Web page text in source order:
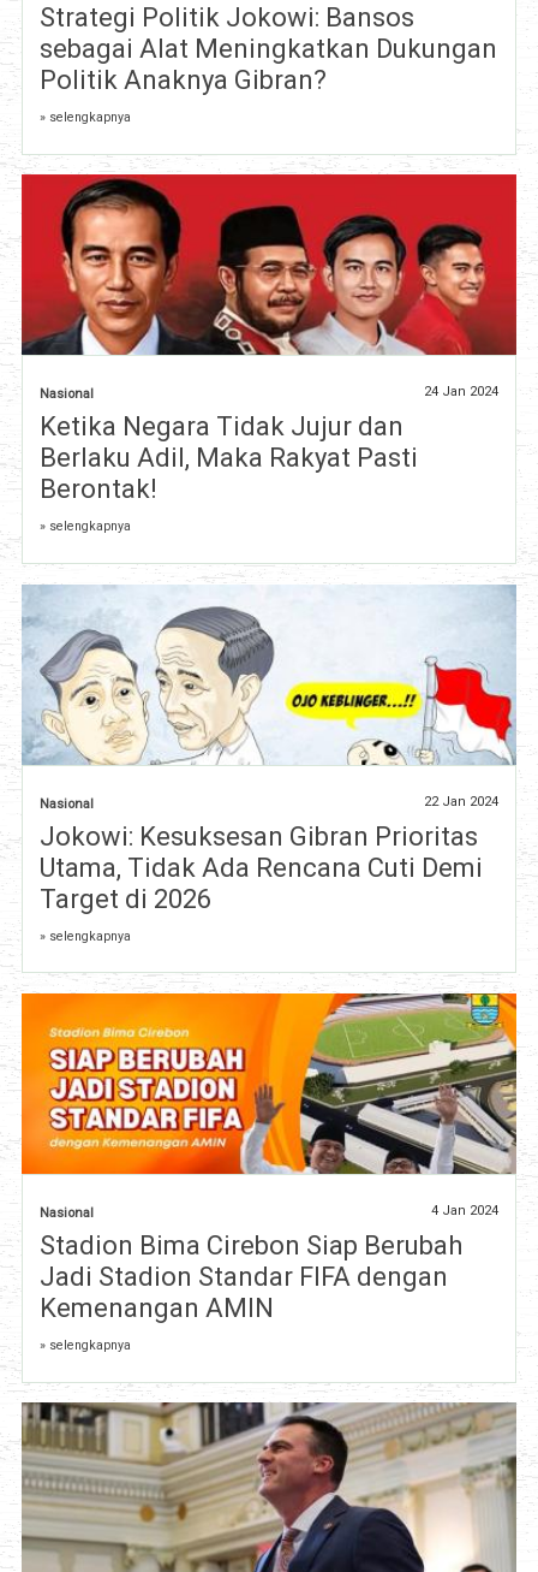
Strategi Politik Jokowi: Bansos
sebagai Alat Meningkatkan Dukungan
Politik Anaknya Gibran?
» selengkapnya
Nasional 24 Jan 2024
Ketika Negara Tidak Jujur dan
Berlaku Adil, Maka Rakyat Pasti
Berontak!
» selengkapnya
Nasional 22 Jan 2024
Jokowi: Kesuksesan Gibran Prioritas
Utama, Tidak Ada Rencana Cuti Demi
Target di 2026
» selengkapnya
Nasional 4 Jan 2024
Stadion Bima Cirebon Siap Berubah
Jadi Stadion Standar FIFA dengan
Kemenangan AMIN
» selengkapnya